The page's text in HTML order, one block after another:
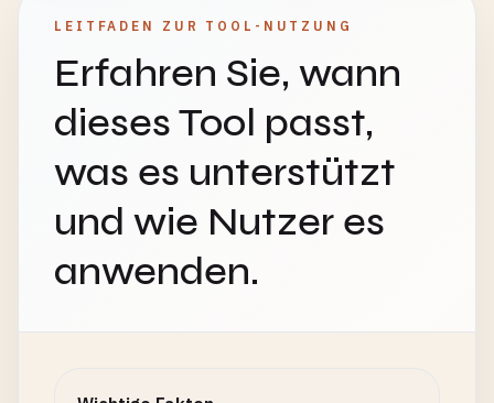
LEITFADEN ZUR TOOL-NUTZUNG
Erfahren Sie, wann
dieses Tool passt,
was es unterstützt
und wie Nutzer es
anwenden.